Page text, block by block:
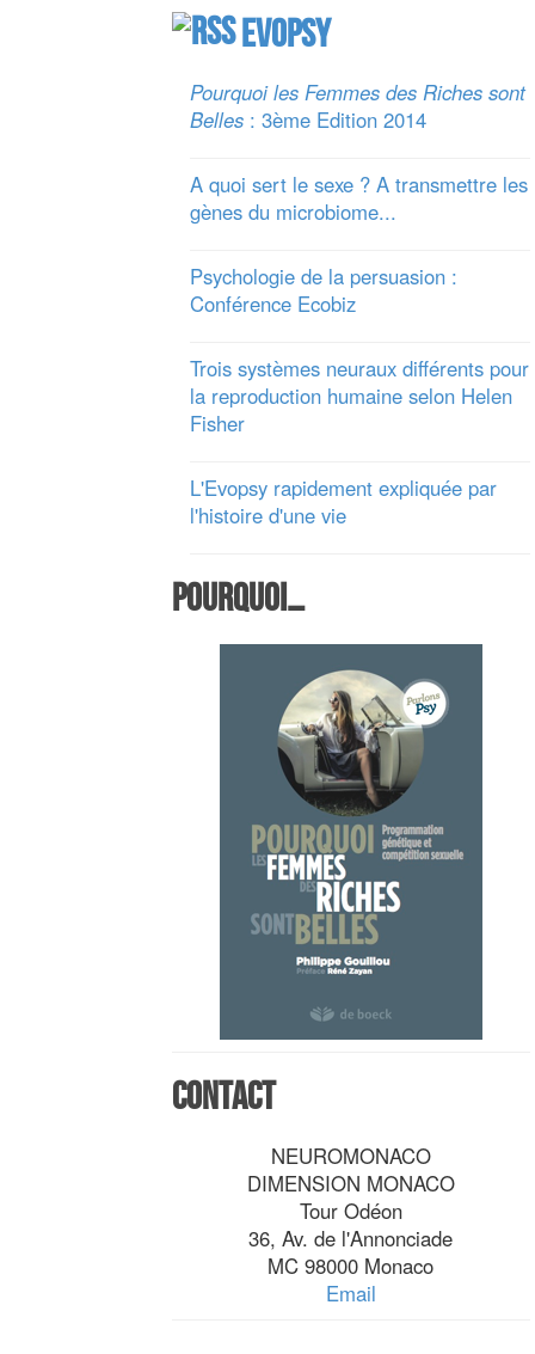
Evopsy
Pourquoi les Femmes des Riches sont
Belles: 3ème Edition 2014
A quoi sert le sexe ? A transmettre les
gènes du microbiome...
Psychologie de la persuasion :
Conférence Ecobiz
Trois systèmes neuraux différents pour
la reproduction humaine selon Helen
Fisher
L'Evopsy rapidement expliquée par
l'histoire d'une vie
Pourquoi…
Contact
NEUROMONACO
DIMENSION MONACO
Tour Odéon
36, Av. de l'Annonciade
MC 98000 Monaco
Email